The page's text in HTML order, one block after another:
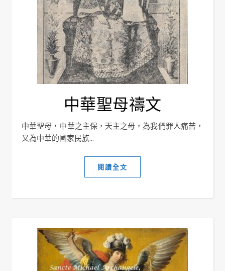
中華聖母禱文
中華聖母，中華之主保，天主之母，為我們罪人痛苦，
又為中華的國家民族...
閱讀全文